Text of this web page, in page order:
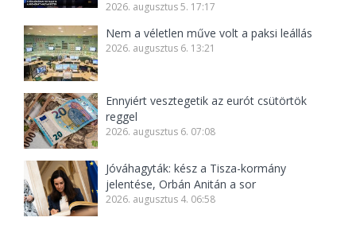
2026. augusztus 5. 17:17
Nem a véletlen műve volt a paksi leállás
2026. augusztus 6. 13:21
Ennyiért vesztegetik az eurót csütörtök
reggel
2026. augusztus 6. 07:08
Jóváhagyták: kész a Tisza-kormány
jelentése, Orbán Anitán a sor
2026. augusztus 4. 06:58